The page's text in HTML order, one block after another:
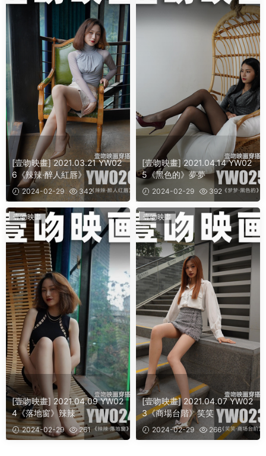
[壹吻映畫] 2021.03.21 YW02
6《辣辣·醉人紅唇》
2024-02-29 342
[壹吻映畫] 2021.04.14 YW02
5《黑色的》夢夢
2024-02-29 392
壹吻映畫
[壹吻映畫] 2021.04.09 YW02
4《落地窗》辣辣
2024-02-29 261
壹吻映畫
[壹吻映畫] 2021.04.07 YW02
3《商場台階》笑笑
2024-02-29 266